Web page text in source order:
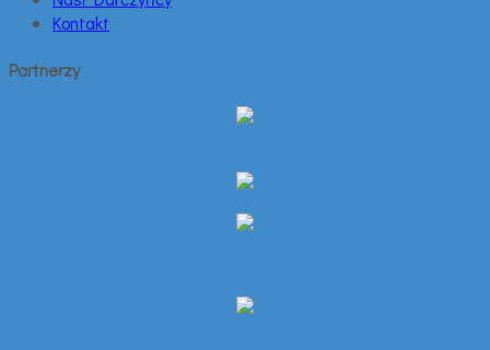
Kontakt
Partnerzy